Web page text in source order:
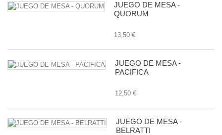
JUEGO DE MESA -
QUORUM
13,50 €
JUEGO DE MESA -
PACIFICA
12,50 €
JUEGO DE MESA -
BELRATTI